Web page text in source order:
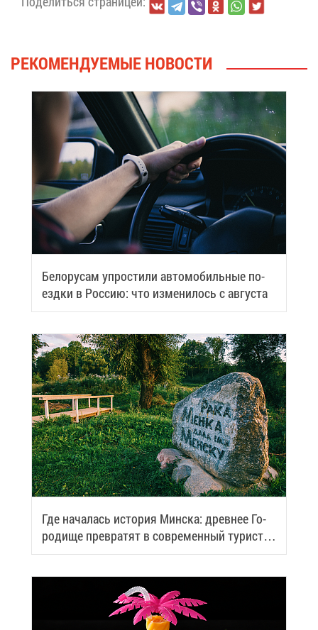
РЕ­КО­МЕН­ДУ­Е­МЫЕ НО­ВО­СТИ
Бе­ло­ру­сам упро­сти­ли ав­то­мо­биль­ные по­
езд­ки в Рос­сию: что из­ме­ни­лось с ав­гу­ста
Где на­ча­лась ис­то­рия Мин­ска: древ­нее Го­
ро­ди­ще пре­вра­тят в со­вре­мен­ный ту­ри­сти­
че­ский центр